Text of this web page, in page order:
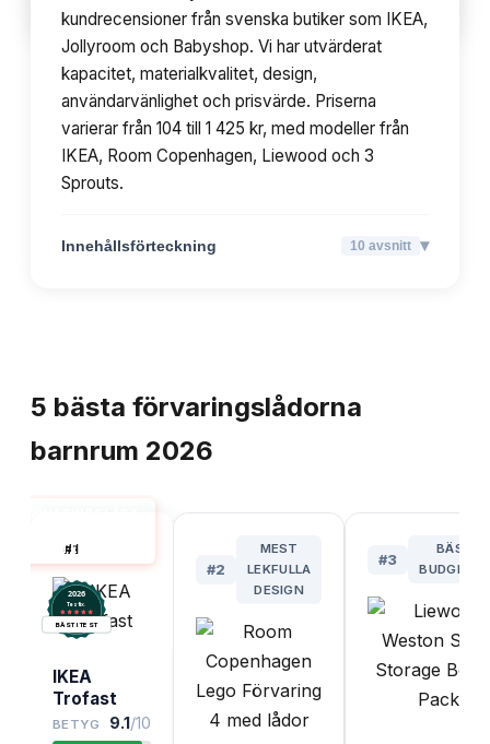
kundrecensioner från svenska butiker som IKEA,
Jollyroom och Babyshop. Vi har utvärderat
kapacitet, materialkvalitet, design,
användarvänlighet och prisvärde. Priserna
varierar från 104 till 1 425 kr, med modeller från
IKEA, Room Copenhagen, Liewood och 3
Sprouts.
Innehållsförteckning 10 avsnitt ▾
5 bästa förvaringslådorna
barnrum 2026
TEST
#1
2026
Testix.
BÄST I TEST
IKEA
Trofast
BETYG 9.1/10
#2
MEST
LEKFULLA
DESIGN
#3
BÄSTA